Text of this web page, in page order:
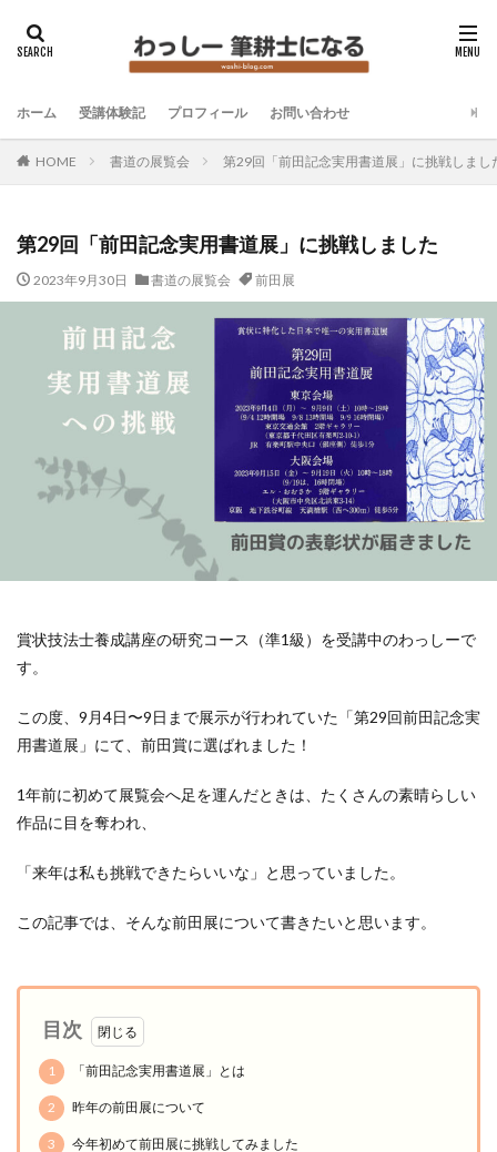
ホーム 受講体験記 プロフィール お問い合わせ
HOME 書道の展覧会 第29回「前田記念実用書道展」に挑戦しまし
第29回「前田記念実用書道展」に挑戦しました
2023年9月30日 書道の展覧会 前田展
賞状技法士養成講座の研究コース（準1級）を受講中のわっしーで
す。
この度、9月4日〜9日まで展示が行われていた「第29回前田記念実
用書道展」にて、前田賞に選ばれました！
1年前に初めて展覧会へ足を運んだときは、たくさんの素晴らしい
作品に目を奪われ、
「来年は私も挑戦できたらいいな」と思っていました。
この記事では、そんな前田展について書きたいと思います。
目次
1 「前田記念実用書道展」とは
2 昨年の前田展について
3 今年初めて前田展に挑戦してみました